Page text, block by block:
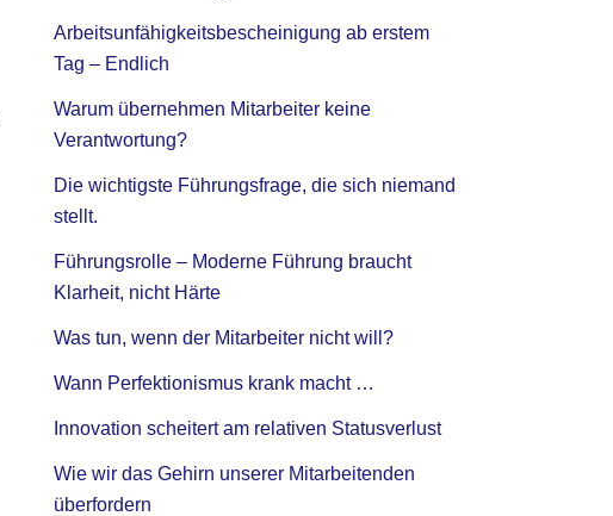
Arbeitsunfähigkeitsbescheinigung ab erstem
Tag – Endlich
Warum übernehmen Mitarbeiter keine
Verantwortung?
Die wichtigste Führungsfrage, die sich niemand
stellt.
Führungsrolle – Moderne Führung braucht
Klarheit, nicht Härte
Was tun, wenn der Mitarbeiter nicht will?
Wann Perfektionismus krank macht …
Innovation scheitert am relativen Statusverlust
Wie wir das Gehirn unserer Mitarbeitenden
überfordern